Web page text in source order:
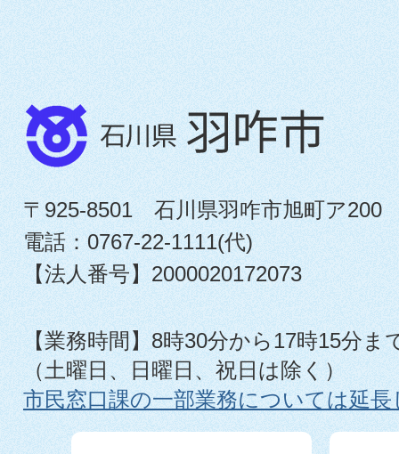
〒925-8501 石川県羽咋市旭町ア200
電話：0767-22-1111(代)
【法人番号】2000020172073
【業務時間】8時30分から17時15分ま
（土曜日、日曜日、祝日は除く）
市民窓口課の一部業務については延